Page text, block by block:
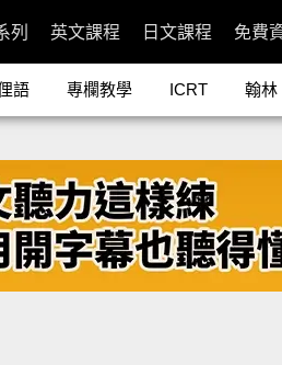
列 英文課程 日文課程 免費
語 專欄教學 ICRT 翰林